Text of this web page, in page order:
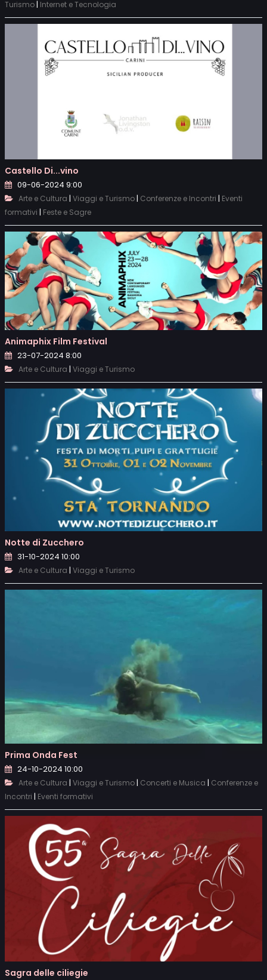
Turismo | Internet e Tecnologia
Castello Di...vino
09-06-2024 9:00
Arte e Cultura | Viaggi e Turismo| Conferenze e Incontri | Eventi
formativi | Feste e Sagre
Animaphix Film Festival
23-07-2024 8:00
Arte e Cultura | Viaggi e Turismo
Notte di Zucchero
31-10-2024 10:00
Arte e Cultura | Viaggi e Turismo
Prima Onda Fest
24-10-2024 10:00
Arte e Cultura | Viaggi e Turismo| Concerti e Musica | Conferenze e
Incontri | Eventi formativi
Sagra delle ciliegie